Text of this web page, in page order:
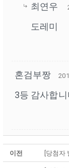
최연우
도레미
혼검부짱
3등 감사합
이전 [당첨자